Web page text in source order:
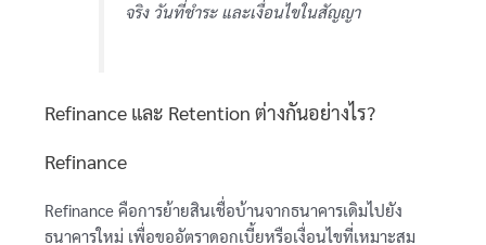
จริง วันที่ชำระ และเงื่อนไขในสัญญา
Refinance และ Retention ต่างกันอย่างไร?
Refinance
Refinance คือการย้ายสินเชื่อบ้านจากธนาคารเดิมไปยัง
ธนาคารใหม่ เพื่อขออัตราดอกเบี้ยหรือเงื่อนไขที่เหมาะสม